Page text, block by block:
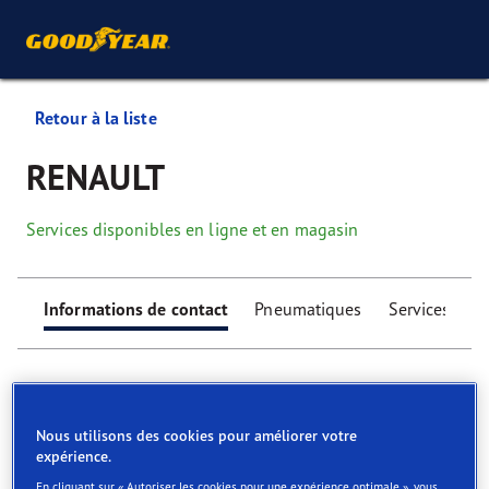
Retour à la liste
RENAULT
Services disponibles en ligne et en magasin
Informations de contact Pneumatiques Services
Find your tyres
Nous utilisons des cookies pour améliorer votre
expérience.